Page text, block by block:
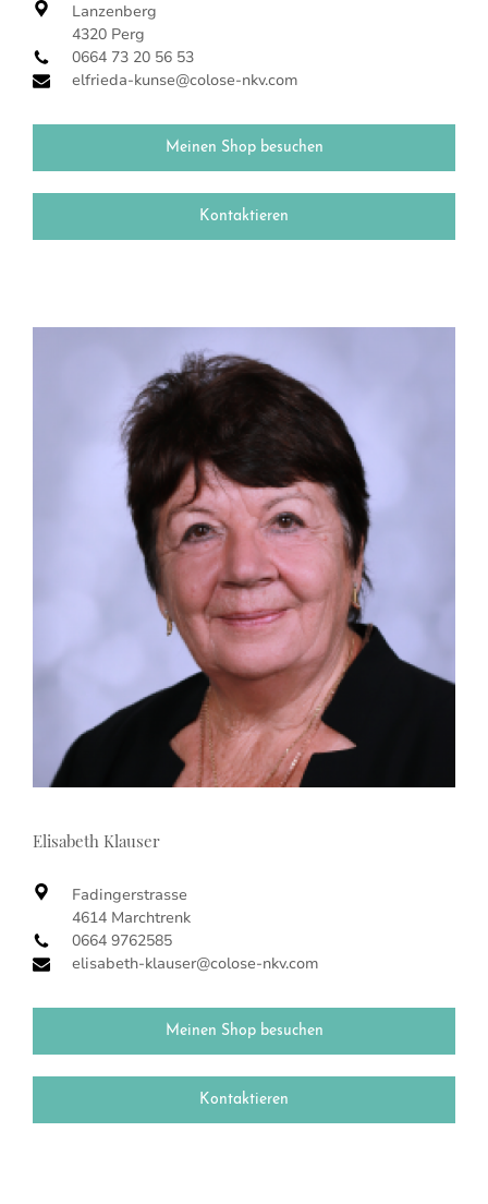
Lanzenberg
4320 Perg
0664 73 20 56 53
elfrieda-kunse@colose-nkv.com
Meinen Shop besuchen
Kontaktieren
Elisabeth Klauser
Fadingerstrasse
4614 Marchtrenk
0664 9762585
elisabeth-klauser@colose-nkv.com
Meinen Shop besuchen
Kontaktieren